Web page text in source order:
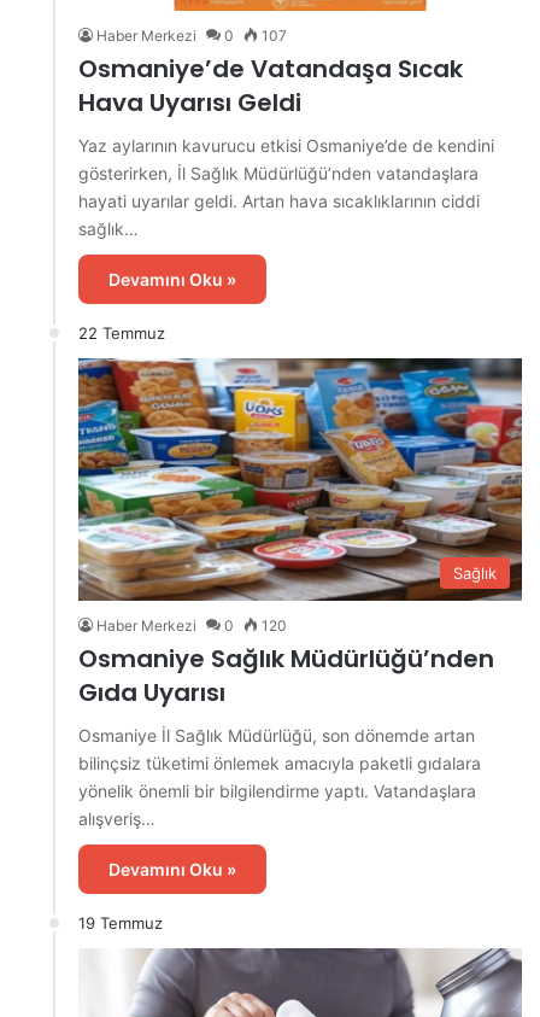
Haber Merkezi 0 107
Osmaniye’de Vatandaşa Sıcak
Hava Uyarısı Geldi
Yaz aylarının kavurucu etkisi Osmaniye’de de kendini
gösterirken, İl Sağlık Müdürlüğü’nden vatandaşlara
hayati uyarılar geldi. Artan hava sıcaklıklarının ciddi
sağlık…
Devamını Oku »
22 Temmuz
Sağlık
Haber Merkezi 0 120
Osmaniye Sağlık Müdürlüğü’nden
Gıda Uyarısı
Osmaniye İl Sağlık Müdürlüğü, son dönemde artan
bilinçsiz tüketimi önlemek amacıyla paketli gıdalara
yönelik önemli bir bilgilendirme yaptı. Vatandaşlara
alışveriş…
Devamını Oku »
19 Temmuz